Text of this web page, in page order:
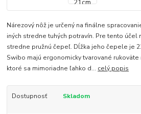
Nárezový nôž je určený na finálne
iných stredne tuhých potravín. Pre tento účel
stredne pružnú čepeľ. Dĺžka jeho čepele je
Swibo majú ergonomicky tvarované
ktoré sa mimoriadne ľahko d... celý popis
Dostupnosť Skladom